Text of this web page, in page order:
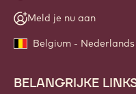
Meld je nu aan
Belgium - Nederlands
Footer
BELANGRIJKE